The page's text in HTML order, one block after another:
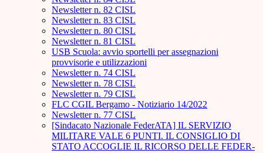
Newsletter n. 82 CISL
Newsletter n. 83 CISL
Newsletter n. 80 CISL
Newsletter n. 81 CISL
USB Scuola: avvio sportelli per assegnazioni
provvisorie e utilizzazioni
Newsletter n. 74 CISL
Newsletter n. 78 CISL
Newsletter n. 79 CISL
FLC CGIL Bergamo - Notiziario 14/2022
Newsletter n. 77 CISL
[Sindacato Nazionale FederATA] IL SERVIZIO
MILITARE VALE 6 PUNTI. IL CONSIGLIO DI
STATO ACCOGLIE IL RICORSO DELLE FEDER-